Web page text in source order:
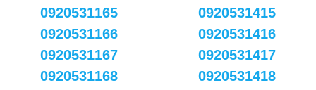
0920531165
0920531166
0920531167
0920531168
0920531415
0920531416
0920531417
0920531418